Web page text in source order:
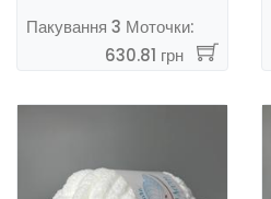
Пакування 3 Моточки:
630.81 грн